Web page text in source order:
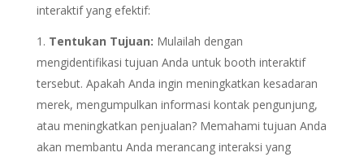
interaktif yang efektif:
Tentukan Tujuan: Mulailah dengan
mengidentifikasi tujuan Anda untuk booth interaktif
tersebut. Apakah Anda ingin meningkatkan kesadaran
merek, mengumpulkan informasi kontak pengunjung,
atau meningkatkan penjualan? Memahami tujuan Anda
akan membantu Anda merancang interaksi yang